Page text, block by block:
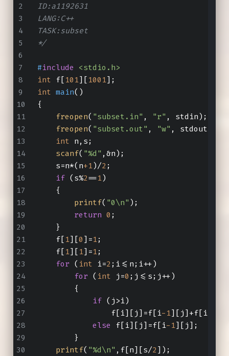
ID:a1192631
LANG:C++
TASK:subset
*/
#include <stdio.h>
int f[ 101][ 1001];
int main()
{
freopen( "subset.in" , "r" , stdin);
freopen( "subset.out" , "w" , stdout);
int n,s;
scanf( "%d" ,&n);
    s=n*(n
+1)/2 ;
if (s%2==1)
    {
printf( "0\n" );
return 0 ;
    }
    f[
1][0 ]=1;
    f[
1][ 1]=1;
for ( int i=2 ;i<=n;i++)
for ( int j=0 ;j<=s;j++)
        {
if (j>i)
                f[i][j]=f[i
-1][j]+f[i-1
else f[i][j]=f[i-1][j];
        }
printf( "%d\n" ,f[n][s/2]);